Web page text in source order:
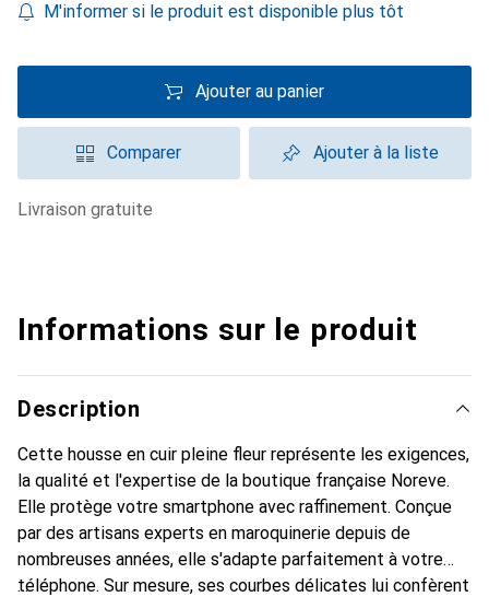
M'informer si le produit est disponible plus tôt
Ajouter au panier
Comparer Ajouter à la liste
livraison gratuite
Informations sur le produit
Description
Cette housse en cuir pleine fleur représente les exigences,
la qualité et l'expertise de la boutique française Noreve.
Elle protège votre smartphone avec raffinement. Conçue
par des artisans experts en maroquinerie depuis de
nombreuses années, elle s'adapte parfaitement à votre
téléphone. Sur mesure, ses courbes délicates lui confèrent